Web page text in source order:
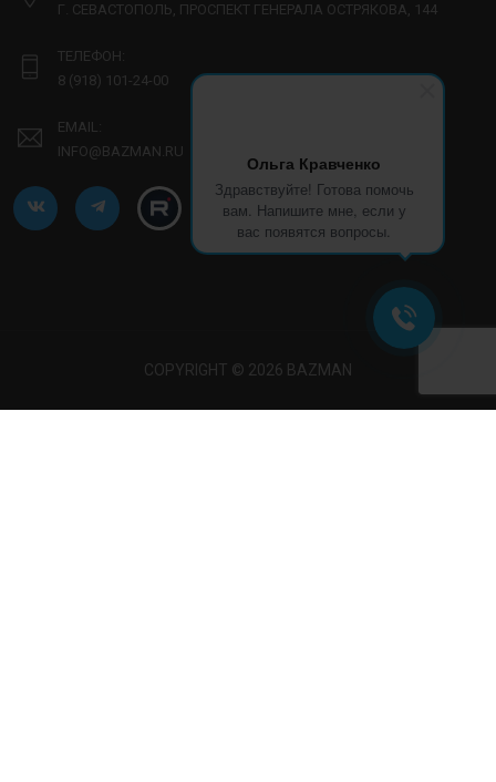
Ольга Кравченко
Здравствуйте! Готова помочь
вам. Напишите мне, если у
вас появятся вопросы.
Г. СЕВАСТОПОЛЬ, ПРОСПЕКТ ГЕНЕРАЛА ОСТРЯКОВА, 144
ТЕЛЕФОН:
8 (918) 101-24-00
EMAIL:
INFO@BAZMAN.RU
COPYRIGHT © 2026 BAZMAN